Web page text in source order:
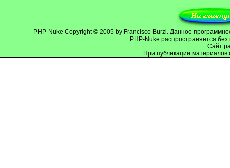
PHP-Nuke Copyright © 2005 by Francisco Burzi. Данное
PHP-Nuke распространяется
Cайт
При публикации